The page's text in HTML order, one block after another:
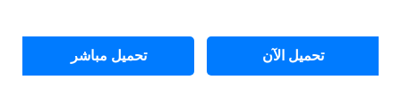
تحميل الآن تحميل مباشر